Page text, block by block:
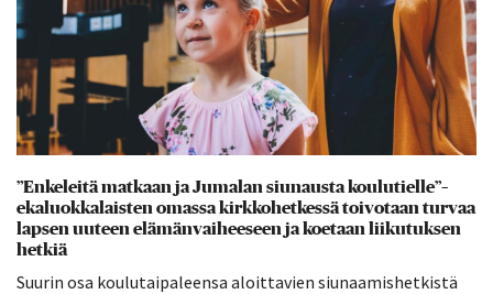
”Enkeleitä matkaan ja Jumalan siunausta koulutielle”–
ekaluokkalaisten omassa kirkkohetkessä toivotaan turvaa
lapsen uuteen elämänvaiheeseen ja koetaan liikutuksen
hetkiä
Suurin osa koulutaipaleensa aloittavien siunaamishetkistä